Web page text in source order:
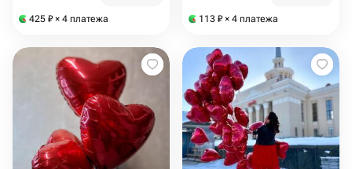
425 ₽ × 4 платежа 113 ₽ × 4 платежа